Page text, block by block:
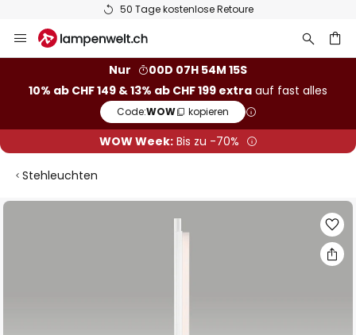
50 Tage kostenlose Retoure
Inhalt
Nur
00D 07H 54M 15S
10% ab CHF 149 & 13% ab CHF 199 extra auf fast alles
Code:WOW kopieren
WOW Week:Bis zu -70%
Stehleuchten
Zum